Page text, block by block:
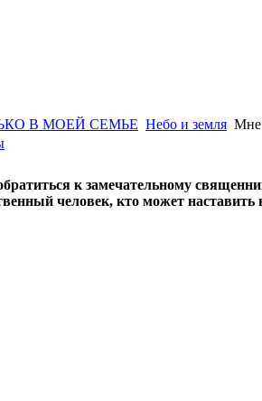
В МОЕЙ СЕМЬЕ Небо и земля Мне
к замечательному
человек, кто может